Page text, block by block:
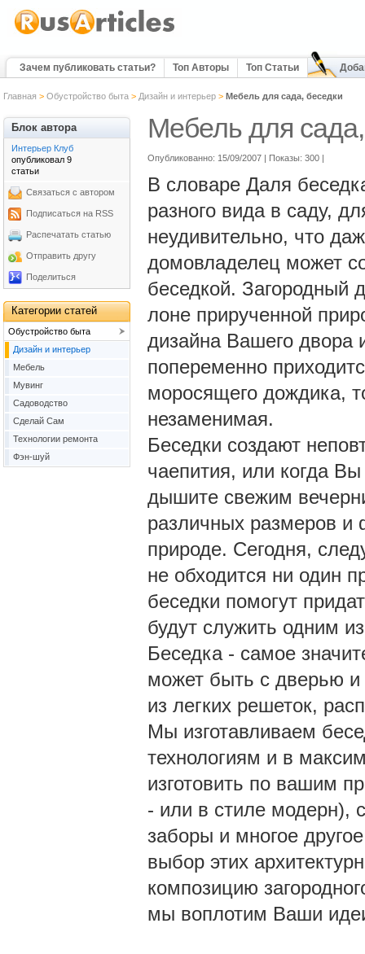
Зачем публиковать статьи? Топ Авторы Топ Статьи
Главная > Обустройство быта> Дизайн и интерьер> Мебель для сада, беседки
Мебель для
Опубликованно: 15/09/2007 | Показы: 300 |
В словаре Даля
разного вида в саду,
неудивительно, что
домовладелец может
беседкой. Загородный
лоне прирученной
дизайна Вашего двора
попеременно
моросящего дождика,
незаменимая.
Беседки создают
чаепития, или когда Вы
дышите свежим
различных размеров и
природе. Сегодня,
не обходится ни один
беседки помогут
будут служить одним
Беседка - самое
может быть с дверью и
из легких решеток,
Мы изготавливаем
технологиям и в
изготовить по вашим
- или в стиле модерн),
заборы и многое
выбор этих
композицию
мы воплотим Ваши
Блок автора
Интерьер Клуб
опубликовал 9
статьи
Связаться с автором
Подписаться на RSS
Распечатать статью
Отправить другу
Поделиться
Категории статей
Обустройство быта
Дизайн и интерьер
Мебель
Мувинг
Садоводство
Сделай Сам
Технологии ремонта
Фэн-шуй